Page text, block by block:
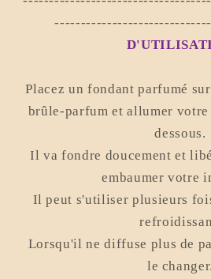
Placez un fondant parfumé
brûle-parfum et allumer
dessous.
Il va fondre doucement et
embaumer votre
Il peut s'utiliser plusieurs
Lorsqu'il ne diffuse plus de
le changer.